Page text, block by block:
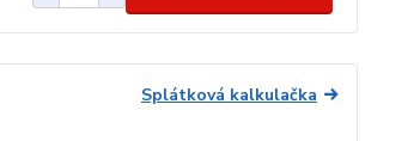
Splátková kalkulačka